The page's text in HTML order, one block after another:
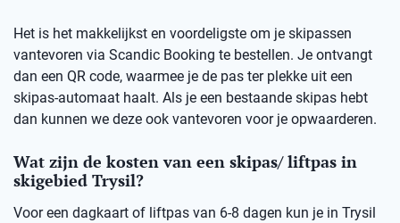
Het is het makkelijkst en voordeligste om je skipassen
vantevoren via Scandic Booking te bestellen. Je ontvangt
dan een QR code, waarmee je de pas ter plekke uit een
skipas-automaat haalt. Als je een bestaande skipas hebt
dan kunnen we deze ook vantevoren voor je opwaarderen.
Wat zijn de kosten van een skipas/ liftpas in
skigebied Trysil?
Voor een dagkaart of liftpas van 6-8 dagen kun je in Trysil